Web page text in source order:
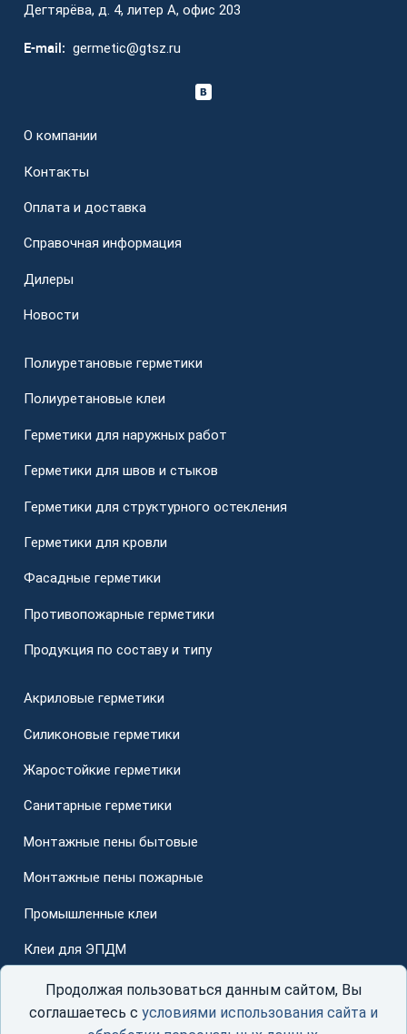
Дегтярёва, д. 4, литер А, офис 203
E-mail: germetic@gtsz.ru
О компании
Контакты
Оплата и доставка
Справочная информация
Дилеры
Новости
Полиуретановые герметики
Полиуретановые клеи
Герметики для наружных работ
Герметики для швов и стыков
Герметики для структурного остекления
Герметики для кровли
Фасадные герметики
Противопожарные герметики
Продукция по составу и типу
Акриловые герметики
Силиконовые герметики
Жаростойкие герметики
Санитарные герметики
Монтажные пены бытовые
Монтажные пены пожарные
Промышленные клеи
Клеи для ЭПДМ
Для стеклопакетов
Продолжая пользоваться данным сайтом, Вы
соглашаетесь с условиями использования сайта и